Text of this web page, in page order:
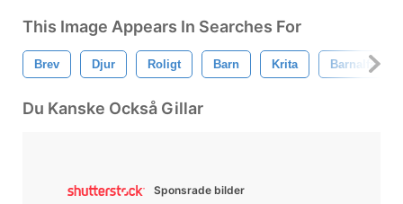
This Image Appears In Searches For
Brev Djur Roligt Barn Krita Barnalfabet
Du Kanske Också Gillar
Sponsrade bilder